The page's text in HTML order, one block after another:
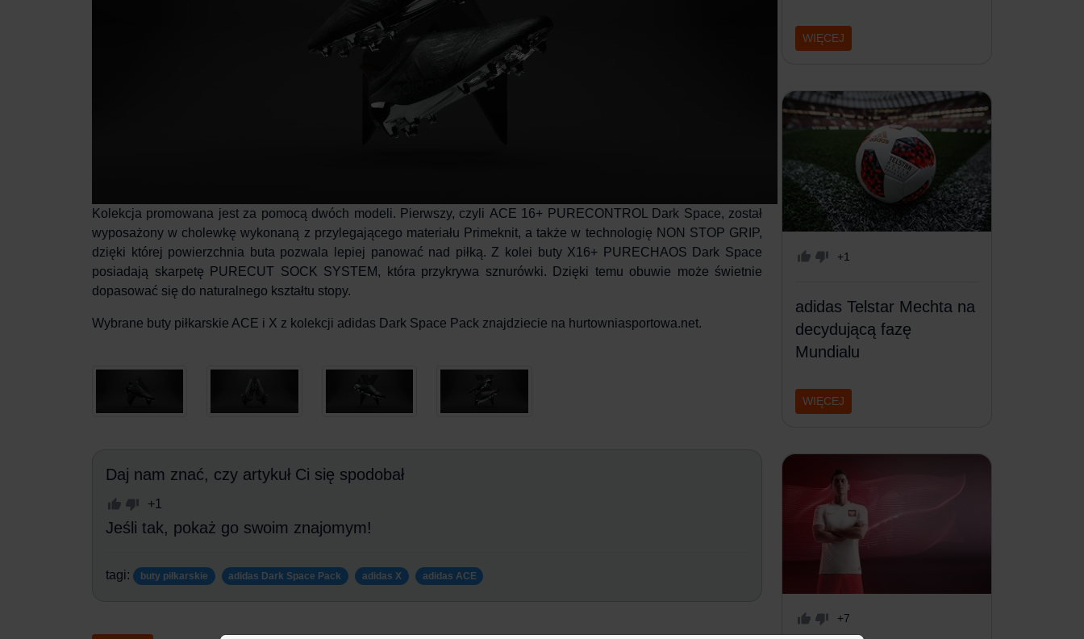
Kolekcja promowana jest za pomocą dwóch modeli. Pierwszy, czyli ACE 16+ PURECONTROL Dark Space, został
wyposażony w cholewkę wykonaną z przylegającego materiału Primeknit, a także w technologię NON STOP GRIP,
dzięki której powierzchnia buta pozwala lepiej panować nad piłką. Z kolei buty X16+ PURECHAOS Dark Space
posiadają skarpetę PURECUT SOCK SYSTEM, która przykrywa sznurówki. Dzięki temu obuwie może świetnie
dopasować się do naturalnego kształtu stopy.
Wybrane buty piłkarskie ACE i X z kolekcji adidas Dark Space Pack znajdziecie na hurtowniasportowa.net.
Daj nam znać, czy artykuł Ci się spodobał
+1
Jeśli tak, pokaż go swoim znajomym!
tagi: buty piłkarskie adidas Dark Space Pack adidas X adidas ACE
WIĘCEJ
+1
adidas Telstar Mechta na
decydującą fazę
Mundialu
WIĘCEJ
+7